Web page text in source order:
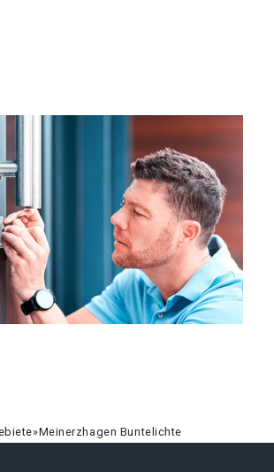
»Meinerzhagen Buntelichte